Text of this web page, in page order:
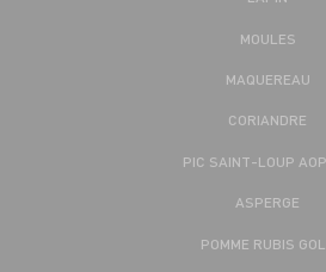
MOULES
MAQUEREAU
CORIANDRE
PIC SAINT-LOUP
ASPERGE
POMME RUBIS